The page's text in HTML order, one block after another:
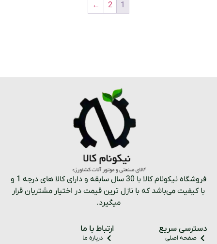
1
2
←
فروشگاه نیکونام کالا با 30 سال سابقه و دارای کالا های درجه 1 و
با کیفیت می‌باشد که با نازل ترین قیمت در اختیار مشتریان قرار
میگیرد.
دسترسی سریع
صفحه اصلی
ارتباط با ما
درباره ما